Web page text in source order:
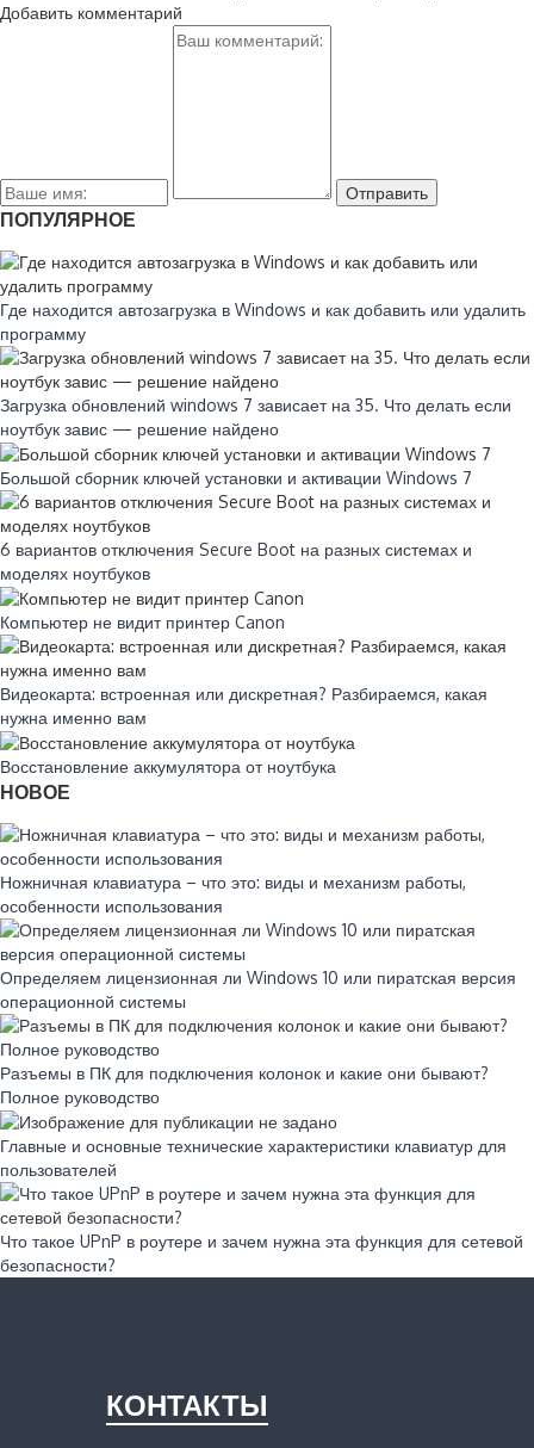
Добавить комментарий
ПОПУЛЯРНОЕ
Где находится автозагрузка в Windows и как добавить или удалить
программу
Загрузка обновлений windows 7 зависает на 35. Что делать если
ноутбук завис — решение найдено
Большой сборник ключей установки и активации Windows 7
6 вариантов отключения Secure Boot на разных системах и
моделях ноутбуков
Компьютер не видит принтер Canon
Видеокарта: встроенная или дискретная? Разбираемся, какая
нужна именно вам
Восстановление аккумулятора от ноутбука
НОВОЕ
Ножничная клавиатура – что это: виды и механизм работы,
особенности использования
Определяем лицензионная ли Windows 10 или пиратская версия
операционной системы
Разъемы в ПК для подключения колонок и какие они бывают?
Полное руководство
Главные и основные технические характеристики клавиатур для
пользователей
Что такое UPnP в роутере и зачем нужна эта функция для сетевой
безопасности?
КОНТАКТЫ